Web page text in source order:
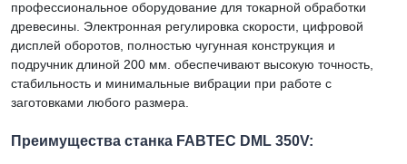
профессиональное оборудование для токарной обработки
древесины. Электронная регулировка скорости, цифровой
дисплей оборотов, полностью чугунная конструкция и
подручник длиной 200 мм. обеспечивают высокую точность,
стабильность и минимальные вибрации при работе с
заготовками любого размера.
Преимущества станка FABTEC DML 350V: